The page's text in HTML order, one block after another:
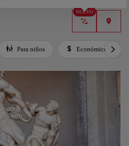
NUEVO
Para niños Económico